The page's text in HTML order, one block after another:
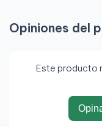
Opiniones del
Este producto